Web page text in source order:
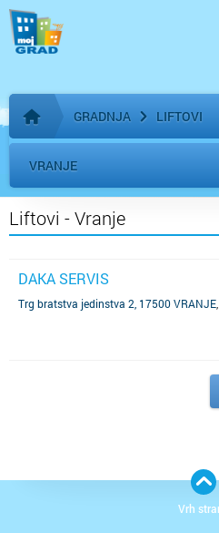
Početna stranica
GRADNJA LIFTOVI
VRANJE
Liftovi - Vranje
DAKA SERVIS
Trg bratstva jedinstva 2, 17500 VRANJE
Vrh